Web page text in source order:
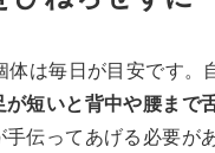
は毎日が目安です。
が短いと背中や腰まで
伝ってあげる必要が